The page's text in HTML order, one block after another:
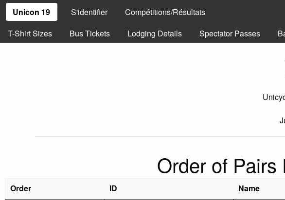
Unicon 19 S'identifier
Compétitions/Résultats
T-Shirt Sizes
Bus Tickets Lodging Details Spectator Passes
Order of
Order ID Name